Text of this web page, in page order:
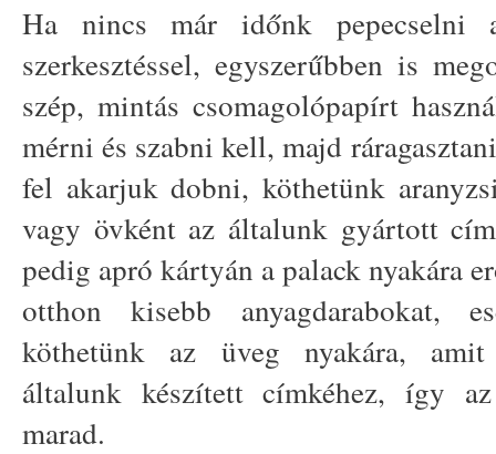
Ha nincs már időnk pepecselni
szerkesztéssel, egyszerűbben is
szép, mintás csomagolópapírt
mérni és szabni kell, majd
fel akarjuk dobni, köthetünk
vagy övként az általunk gyártott
pedig apró kártyán a palack nyakára
otthon kisebb anyagdarabokat,
köthetünk az üveg nyakára, amit
általunk készített címkéhez, így
marad.